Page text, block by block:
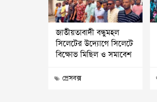
জাতীয়তাবাদী বন্ধুমহল
সিলেটের উদ্যোগে সিলেটে
বিক্ষোভ মিছিল ও সমাবেশ
প্রেসবক্স